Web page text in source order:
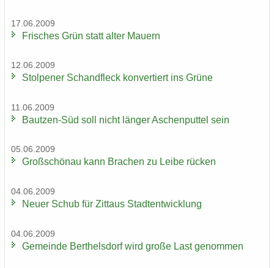
17.06.2009
Fri­sches Grün statt alter Mau­ern
12.06.2009
Stol­pe­ner Schand­fleck kon­ver­tiert ins Grüne
11.06.2009
Bautzen-​Süd soll nicht län­ger Aschen­put­tel sein
05.06.2009
Groß­schön­au kann Bra­chen zu Leibe rü­cken
04.06.2009
Neuer Schub für Zit­taus Stadt­ent­wick­lung
04.06.2009
Ge­mein­de Bert­hels­dorf wird große Last ge­nom­men